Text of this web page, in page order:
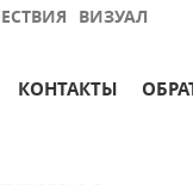
ВИЗУАЛ
КОНТАКТЫ